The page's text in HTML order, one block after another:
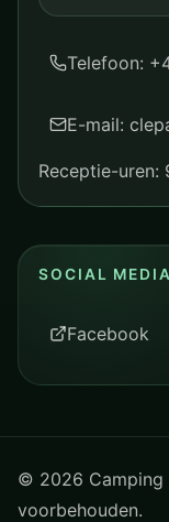
Telefoon:
E-mail:
Receptie-uren:
SOCIAL MEDIA
Facebook
© 2026
voorbehouden.